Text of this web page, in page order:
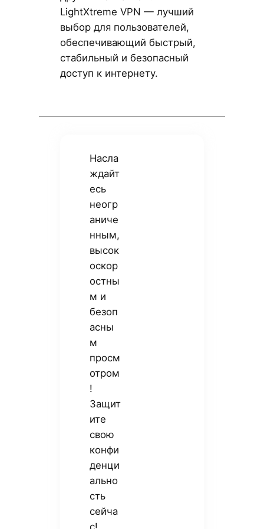
LightXtreme VPN — лучший
выбор для пользователей,
обеспечивающий быстрый,
стабильный и безопасный
доступ к интернету.
Насла
ждайт
есь
неогр
аниче
нным,
высок
оскор
остны
м и
безоп
асны
м
просм
отром
!
Защит
ите
свою
конфи
денци
ально
сть
сейча